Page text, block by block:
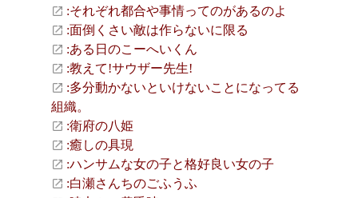
:それぞれ都合や事情ってのがあるのよ
:面倒くさい敵は作らないに限る
:ある日のこーへいくん
:教えて!サウザー先生!
:多分動かないといけないことになってる
組織。
:衛府の八姫
:癒しの具現
:ハンサムな女の子と格好良い女の子
:白瀬さんちのごふうふ